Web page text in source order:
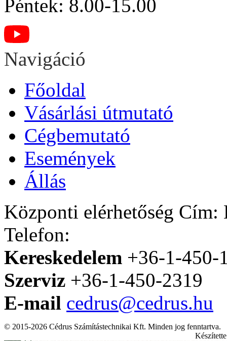
Péntek: 8.00-15.00
Navigáció
Főoldal
Vásárlási útmutató
Cégbemutató
Események
Állás
Központi elérhetőség Cím:
Telefon:
Kereskedelem +36-1-450-
Szerviz +36-1-450-2319
E-mail cedrus@cedrus.hu
© 2015-2026 Cédrus Számítástechnikai Kft. Minden jog fenntartva.